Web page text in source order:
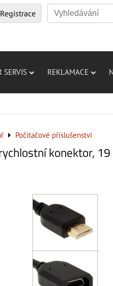
SERVIS REKLAMACE
Počítačové příslušenství
konektor,